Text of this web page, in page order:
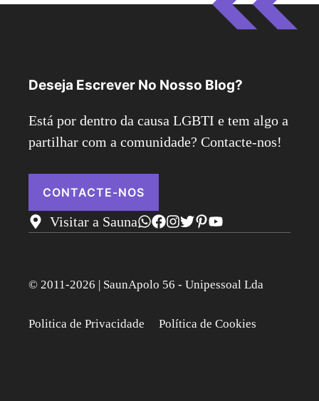
Deseja Escrever No Nosso Blog?
Está por dentro da causa LGBTI e tem algo a
partilhar com a comunidade? Contacte-nos!
CONTACTE-NOS
Visitar a Sauna
© 2011-2026 | SaunApolo 56 - Unipessoal Lda
Politica de Privacidade Política de Cookies